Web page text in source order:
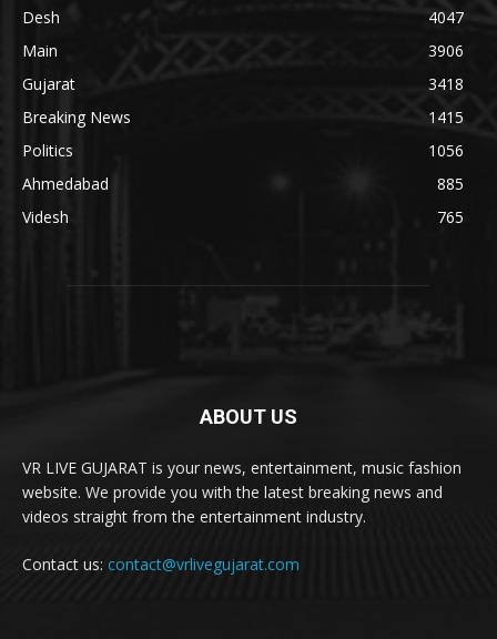
Desh
4047
Main
3906
Gujarat
3418
Breaking News
1415
Politics
1056
Ahmedabad
885
Videsh
765
ABOUT US
VR LIVE GUJARAT is your news, entertainment, music fashion
website. We provide you with the latest breaking news and
videos straight from the entertainment industry.
Contact us: contact@vrlivegujarat.com